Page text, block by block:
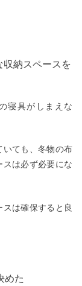
収納スペースを
寝具がしまえな
いても、冬物の布
は必ず必要にな
は確保すると良
めた